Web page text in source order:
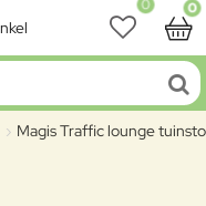
0 0
Magis Traffic lounge